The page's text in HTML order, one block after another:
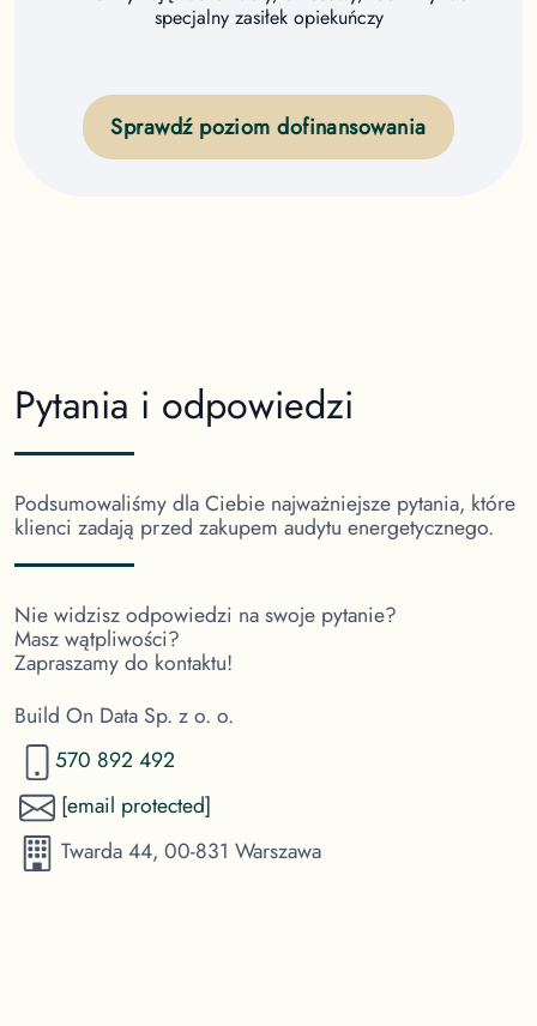
specjalny zasiłek opiekuńczy
Sprawdź poziom dofinansowania
Pytania i odpowiedzi
Podsumowaliśmy dla Ciebie najważniejsze pytania, które
klienci zadają przed zakupem audytu energetycznego.
Nie widzisz odpowiedzi na swoje pytanie?
Masz wątpliwości?
Zapraszamy do kontaktu!
Build On Data Sp. z o. o.
570 892 492
[email protected]
Twarda 44, 00-831 Warszawa